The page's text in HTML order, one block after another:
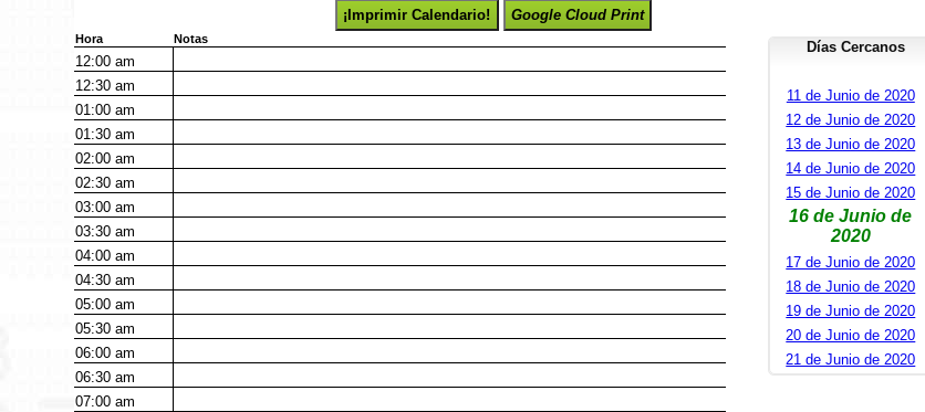
¡Imprimir Calendario! Google Cloud Print
Hora Notas
12:00am
12:30am
01:00am
01:30am
02:00am
02:30am
03:00am
03:30am
04:00am
04:30am
05:00am
05:30am
06:00am
06:30am
07:00am
Días Cercanos
11 de Junio de 2020
12 de Junio de 2020
13 de Junio de 2020
14 de Junio de 2020
15 de Junio de 2020
16 de Junio de
2020
17 de Junio de 2020
18 de Junio de 2020
19 de Junio de 2020
20 de Junio de 2020
21 de Junio de 2020